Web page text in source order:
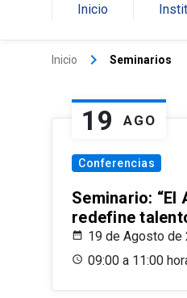
Inicio
Inicio keyboard_arrow_right Seminarios
19 AGO
Conferencias
Seminario:
redefine
19 de Agosto de
09:00 a 11:00